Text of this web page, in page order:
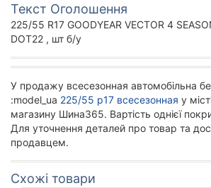
Текст Оголошення
225/55 R17 GOODYEAR VECTOR 4
DOT22 , шт б/у
У продажу всесезонная автомобільна
:model_ua 225/55 р17 всесезонная у
магазину Шина365. Вартість однієї
Для уточнення деталей про товар та
продавцем.
Схожі товари